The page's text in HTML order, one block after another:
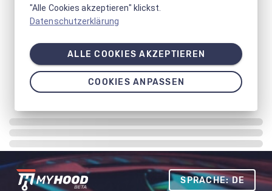
SPRACHE: DE
"Alle Cookies akzeptieren" klickst.
Datenschutzerklärung
ALLE COOKIES AKZEPTIEREN
COOKIES ANPASSEN